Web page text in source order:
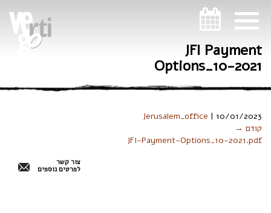
JFI Payment
Options_10-2021
Jerusalem_office | 10/01/2023
קודם →
JFI-Payment-Options_10-2021.pdf
צור קשר
לפרטים נוספים